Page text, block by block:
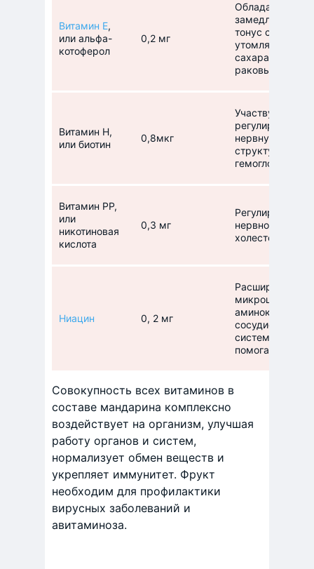
Витамин Е,
или альфа-
котоферол
0,2 мг
Обладает
замедляет
тонус сосудов
утомляемость
сахара в
раковых
Витамин Н,
или биотин
0,8мкг
Участвует в
регулирует
нервную
структуру
гемоглобина,
Витамин РР,
или
никотиновая
кислота
0,3 мг
Регулирует
нервной
холестерина в
Ниацин 0, 2 мг
Расширяет
аминокислот,
сосудистой
систему,
помогает
Совокупность всех витаминов в
составе мандарина комплексно
воздействует на организм, улучшая
работу органов и систем,
нормализует обмен веществ и
укрепляет иммунитет. Фрукт
необходим для профилактики
вирусных заболеваний и
авитаминоза.